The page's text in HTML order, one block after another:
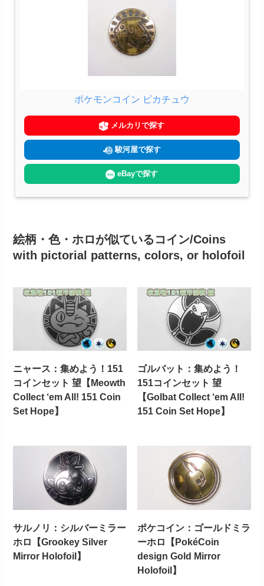
ポケモンコイン ピカチュウ
メルカリで探す
駿河屋で探す
eBayで探す
絵柄・色・ホロが似ているコイン/Coins
with pictorial patterns, colors, or holofoil
ニャース：集めよう！151
コインセット 望【Meowth
Collect ‘em All! 151 Coin
Set Hope】
ゴルバット：集めよう！
151コインセット 望
【Golbat Collect ‘em All!
151 Coin Set Hope】
サルノリ：シルバーミラー
ホロ【Grookey Silver
Mirror Holofoil】
ポケコイン：ゴールドミラ
ーホロ【PokéCoin
design Gold Mirror
Holofoil】